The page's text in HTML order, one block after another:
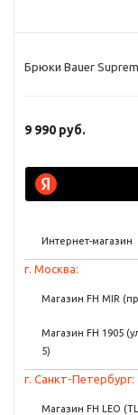
Брюки Bauer
9 990 руб.
Интернет-магазин
г. Москва:
Магазин FH MIR
Магазин FH 1905
5)
г. Санкт-Петербург:
Магазин FH LEO